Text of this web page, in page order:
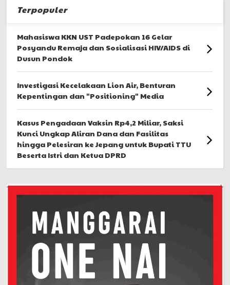
Terpopuler
Mahasiswa KKN UST Padepokan 16 Gelar
Posyandu Remaja dan Sosialisasi HIV/AIDS di
Dusun Pondok
Investigasi Kecelakaan Lion Air, Benturan
Kepentingan dan "Positioning" Media
Kasus Pengadaan Vaksin Rp4,2 Miliar, Saksi
Kunci Ungkap Aliran Dana dan Fasilitas
hingga Pelesiran ke Jepang untuk Bupati TTU
Beserta Istri dan Ketua DPRD